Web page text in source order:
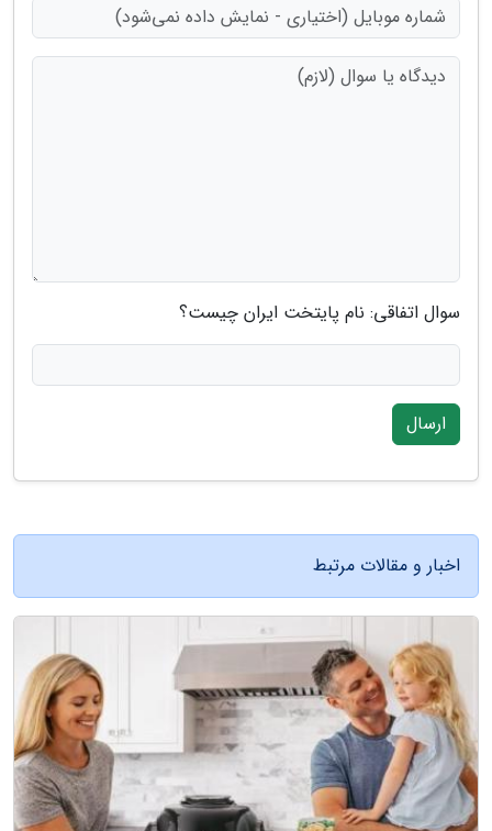
سوال اتفاقی: نام پایتخت ایران چیست؟
ارسال
اخبار و مقالات مرتبط